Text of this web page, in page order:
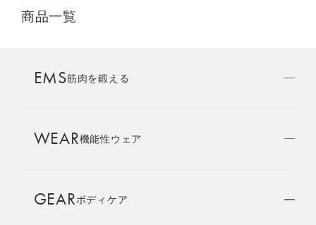
LIVE SHOPPING
AMBASSADOR
SIXPAD APP
COLUMN
商品一覧
EMS筋肉を鍛える
WEAR機能性ウェア
GEARボディケア
おすすめ商品・新商品はこちら